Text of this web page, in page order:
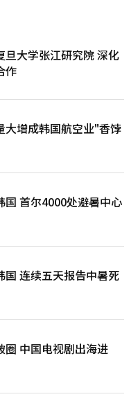
化。 参与城市开
为主要议题。阮书记表
到布宁和年华地区，在北
希望LH能够将该地区建
度评价北
资吸引力。他表示：“许多
全球供应链中扮演着重要
划制定、技术基础设施开
。” 此外，LH明
的意向。LH方面希望北宁
南部新城项目的投资方
。LH还提议建设约350公
合作领域进行了意见交
译与编辑。
结合智利的铜和锂资源
心供应基地，而韩国在先
提到的成功案例是位于智
公司PRM由LS MnM和科
厂于2017年完工，处理科
泥，回收金、银、钯、铂等
韩国冶炼技术、在当地提
：“希望韩国与智利能够
荣的新机会，政府也将全
交部副部长帕特里西奥
第六大、亚洲第三大贸
贸易年均增长6.1%，并表
机构组成的大规模民间经
贸易关系应超越投资与创
系发展”，并建议在数字经
扩大合作。 智利工业协
等内容的韩·智利自由贸易
济合作委员会主席的李宇
的首个自由贸易协定的特
资和业务的又一个“第
阳能核心材料、发电和能
扩大与拥有丰富可再生能源
的资源与韩国的技术结合
智能（AI）系统翻译与编
实现盈利。 先进材
润为288亿韩元。北美地区
过去缴纳
方案在业绩发布电话会议
决定已作出，约900亿韩
，第二季度
。汉华解决方案预计第三
加超过1GW。 如果下
善，增资规模缩小带来的
方案最近确定了增资的最终
增资筹集的资金为1.1713
方案计划
的投资和运营资金中。然
投资速度。 对于美
视为绕道出口的请求，汉华
已提交给美国商务部，但
有足够的事实和客观依据证
美国商务部作出了非绕道
也不会产生影响。” 汉
增长动力。政府提出到
标，预计将形成多种类型
注下半年将具体化的政策
胀减税法(IRA)的支持政
域，
技术合作。汉华表
司进行技术合作和研发协
旦大学张江研究院 深化
作
大增成韩国航空业"香饽
国 首尔4000处避暑中心
国 连续五天报告中暑死
圈 中国电视剧出海进